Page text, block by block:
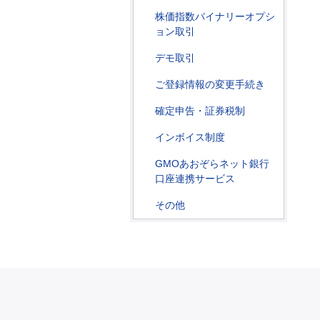
株価指数バイナリーオプシ
ョン取引
デモ取引
ご登録情報の変更手続き
確定申告・証券税制
インボイス制度
GMOあおぞらネット銀行
口座連携サービス
その他